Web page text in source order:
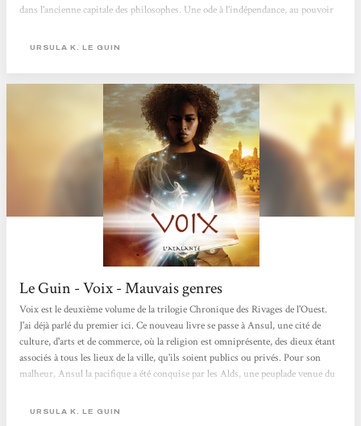
dans l’ancienne capitale des philosophes. Une ode à l’indépendance, au pouvoir
URSULA K. LE GUIN
Le Guin - Voix - Mauvais genres
Voix est le deuxième volume de la trilogie Chronique des Rivages de l'Ouest.
J'ai déjà parlé du premier ici. Ce nouveau livre se passe à Ansul, une cité de
culture, d'arts et de commerce, où la religion est omniprésente, des dieux étant
associés à tous les lieux de la ville, qu'ils soient publics ou privés. Pour son
malheur, Ansul la pacifique a été conquise par les Alds, une peuplade venue du
l'écrit et désigne Ansul comme le lieu où se trouve la source du Mal. Le
URSULA K. LE GUIN